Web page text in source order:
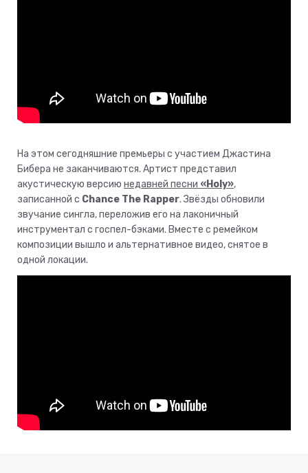
На этом сегодняшние премьеры с участием Джастина
Бибера не заканчиваются. Артист представил
акустическую версию недавней песни «Holy»,
записанной с Chance The Rapper. Звёзды обновили
звучание сингла, переложив его на лаконичный
инструментал с госпел-бэками. Вместе с ремейком
композиции вышло и альтернативное видео, снятое в
одной локации.